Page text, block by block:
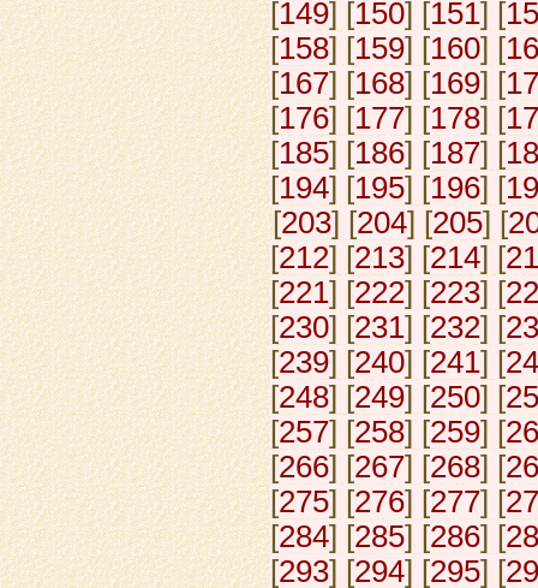
[149] [150] [151] [
[158] [159] [160] [
[167] [168] [169] [
[176] [177] [178] [
[185] [186] [187] [
[194] [195] [196] [
[203] [204] [205] [
[212] [213] [214] [
[221] [222] [223] [
[230] [231] [232] [
[239] [240] [241] [
[248] [249] [250] [
[257] [258] [259] [
[266] [267] [268] [
[275] [276] [277] [
[284] [285] [286] [
[293] [294] [295] [